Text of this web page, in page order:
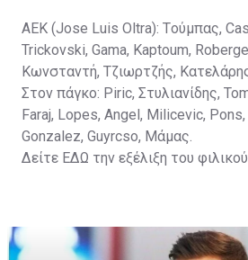
ΑΕΚ (Jose Luis Oltra): Tούμπας,
Trickovski, Gama, Κaptoum,
Κωνσταντή, Τζιωρτζής,
Στον πάγκο: Piric, Στυλιανίδης,
Faraj, Lopes, Angel, Milicevic,
Gonzalez, Guyrcso, Μάμας.
Δείτε ΕΔΩ την εξέλιξη του